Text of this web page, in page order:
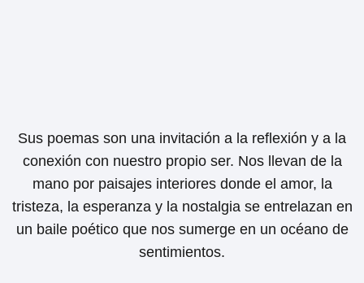
Sus poemas son una invitación a la reflexión y a la
conexión con nuestro propio ser. Nos llevan de la
mano por paisajes interiores donde el amor, la
tristeza, la esperanza y la nostalgia se entrelazan en
un baile poético que nos sumerge en un océano de
sentimientos.